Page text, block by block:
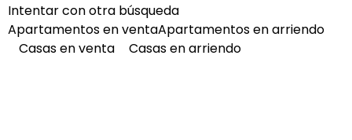
Intentar con otra búsqueda
Apartamentos en ventaApartamentos en arriendo
Casas en venta
Casas en arriendo